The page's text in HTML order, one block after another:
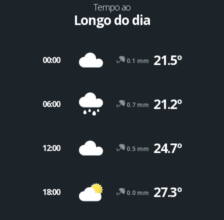
Tempo ao
Longo do dia
00:00 0.1 mm 21.5º
06:00 0.7 mm 21.2º
12:00 0.5 mm 24.7º
18:00 0.0 mm 27.3º